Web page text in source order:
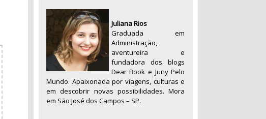
Juliana Rios
Graduada em
Administração,
aventureira e
fundadora dos blogs
Dear Book e Juny Pelo
Mundo. Apaixonada por viagens, culturas e
em descobrir novas possibilidades. Mora
em São José dos Campos – SP.